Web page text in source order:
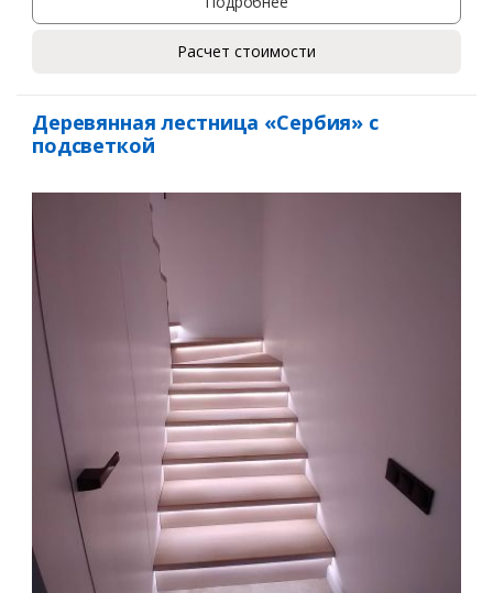
Заказать
Комментарий к заказу
Расчет стоимости
Деревянная лестница «Сербия» с
подсветкой